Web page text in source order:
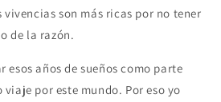
son más ricas por no tener
de la razón.
esos años de sueños como parte
por este mundo. Por eso yo